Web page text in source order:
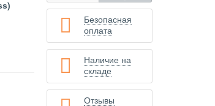
Безопасная
оплата
Наличие на
складе
Отзывы